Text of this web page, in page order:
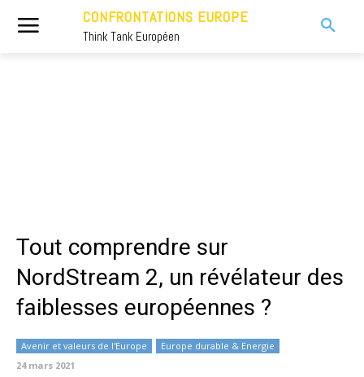
CONFRONTATIONS EUROPE
Think Tank Européen
Tout comprendre sur
NordStream 2, un révélateur des
faiblesses européennes ?
Avenir et valeurs de l'Europe
Europe durable & Energie
24 mars 2021